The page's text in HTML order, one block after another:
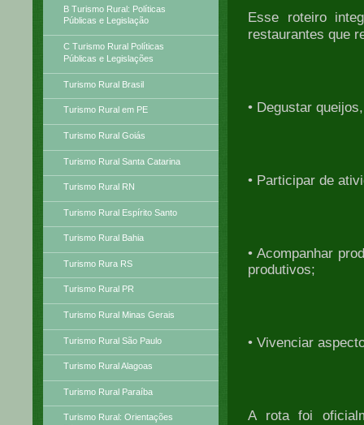
B Turismo Rural: Políticas
Públicas e Legislação
C Turismo Rural Políticas
Públicas e Legislações
Turismo Rural Brasil
Turismo Rural em PE
Turismo Rural Goiás
Turismo Rural Santa Catarina
Turismo Rural RN
Turismo Rural Espírito Santo
Turismo Rural Bahia
Turismo Rura RS
Turismo Rural PR
Turismo Rural Minas Gerais
Turismo Rural São Paulo
Turismo Rural Alagoas
Turismo Rural Paraíba
Turismo Rural: Orientações
Esse roteiro
restaurantes que
• Degustar
• Participar de
• Acompanhar
produtivos;
• Vivenciar
A rota foi